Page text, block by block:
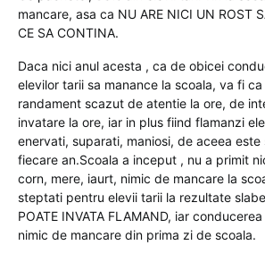
mancare, asa ca NU ARE NICI UN ROST
CE SA CONTINA.
Daca nici anul acesta , ca de obicei
elevilor tarii sa manance la scoala, va fi
randament scazut de atentie la ore, de
invatare la ore, iar in plus fiind flamanzi
enervati, suparati, maniosi, de aceea este
fiecare an.Scoala a inceput , nu a primit
corn, mere, iaurt, nimic de mancare la
steptati pentru elevii tarii la rezultate
POATE INVATA FLAMAND, iar
nimic de mancare din prima zi de scoala.